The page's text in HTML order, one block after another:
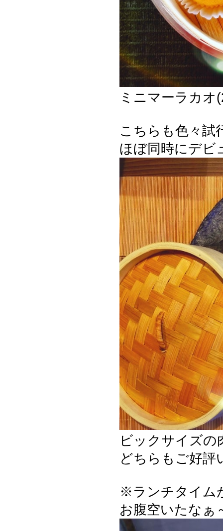
ミニマーラカオ
こちらも色々試
ほぼ同時にデビ
ビックサイズの
どちらもご好評
※ランチタイム
お腹空いたなぁ